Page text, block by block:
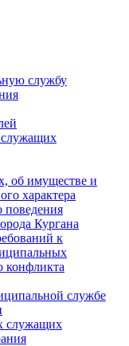
службу
об имуществе и
характера
поведения
Кургана
к
конфликта
службе
служащих